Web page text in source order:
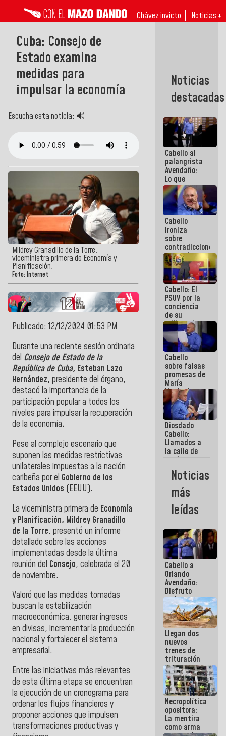
Chávez invicto Noticias ↓
Cuba: Consejo de
Estado examina
medidas para
impulsar la economía
Escucha esta noticia: 🔊
Mildrey Granadillo de la Torre,
viceministra primera de Economía y
Planificación,
Foto: Internet
Publicado: 12/12/2024 01:53 PM
Durante una reciente sesión ordinaria
del Consejo de Estado de la
República de Cuba, Esteban Lazo
Hernández, presidente del órgano,
destacó la importancia de la
participación popular a todos los
niveles para impulsar la recuperación
de la economía.
Pese al complejo escenario que
suponen las medidas restrictivas
unilaterales impuestas a la nación
caribeña por el Gobierno de los
Estados Unidos (EEUU).
La viceministra primera de Economía
y Planificación, Mildrey Granadillo
de la Torre, presentó un informe
detallado sobre las acciones
implementadas desde la última
reunión del Consejo, celebrada el 20
de noviembre.
Valoró que las medidas tomadas
buscan la estabilización
macroeconómica, generar ingresos
en divisas, incrementar la producción
nacional y fortalecer el sistema
empresarial.
Entre las iniciativas más relevantes
de esta última etapa se encuentran
la ejecución de un cronograma para
ordenar los flujos financieros y
proponer acciones que impulsen
transformaciones productivas y
Noticias
destacadas
Cabello al
palangrista
Avendaño:
Lo que
vayas a
escribir
hazlo hoy
por que no
sabemos si
la semana
que viene
hay
programa
Cabello
ironiza
sobre
contradicciones
y mentiras
de María
Machado:
¡Créanle!
Cabello: El
PSUV por la
conciencia
de su
militancia
es la
organización
política más
sólida de
Venezuela
Cabello
sobre falsas
promesas de
María
Machado:
¿Quién le
puede creer?
¿Y la gente
que ella iba
a salvar en
La Guaira?
Diosdado
Cabello:
Llamados a
la calle de
María
Machado se
estrellaron
de frente
contra el
Pueblo
Noticias
más
leídas
Cabello a
Orlando
Avendaño:
Disfruto
cada vez
que escribes
porque lo
que haces
es
embarrarla
Llegan dos
nuevos
trenes de
trituración
para
optimizar
manejo de
escombros
en La Guaira
Necropolítica
opositora:
La mentira
como arma